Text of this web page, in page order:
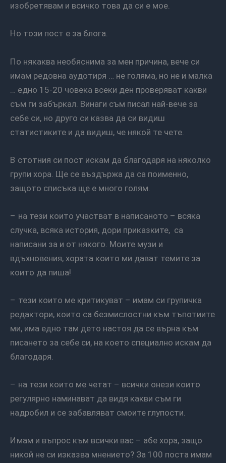
изобретявам и всичко това да си е мое.
Но този пост е за блога.
По някаква необяснима за мен причина, вече си
имам редовна аудотиря … не голяма, но не и малка
… едно 15-20 човека всеки ден проверяват какви
съм ги забъркал. Винаги съм писал най-вече за
себе си, но друго си казва да си видиш
статистиките и да видиш, че някой те чете.
В стотния си пост искам да благодаря на няколко
групи хора. Ще се въздържа да са поименно,
защото списъка ще е много голям.
– на тези които участват в написаното – всяка
случка, всяка история, дори приказките, са
написани за и от някого. Моите музи и
вдъхновения, хората които ми дават темите за
които да пиша!
– тези които ме критикуват – имам си групичка
редактори, които са безмислостни към тъпотиите
ми, има едно там дето настоя да се върна към
писането за себе си, на което специално искам да
благодаря.
– на тези които ме четат – всички онези които
регулярно наминават да видя какви съм ги
надробил и се забавляват смоите глупости.
Имам и въпрос към всички вас – абе хора, защо
никой не си изказва мнението? За 100 поста имам